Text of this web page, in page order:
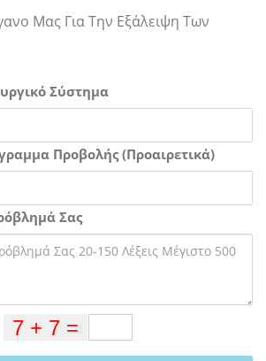
Μας Για Την Εξάλειψη Των
Σύστημα
Προβολής (Προαιρετικά)
Σας